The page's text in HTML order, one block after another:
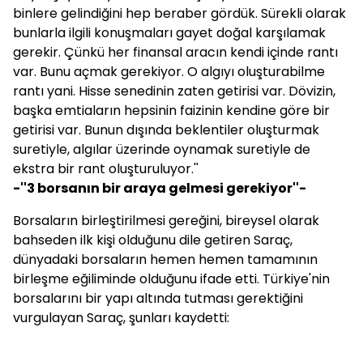
binlere gelindiğini hep beraber gördük. Sürekli olarak
bunlarla ilgili konuşmaları gayet doğal karşılamak
gerekir. Çünkü her finansal aracın kendi içinde rantı
var. Bunu açmak gerekiyor. O algıyı oluşturabilme
rantı yani. Hisse senedinin zaten getirisi var. Dövizin,
başka emtiaların hepsinin faizinin kendine göre bir
getirisi var. Bunun dışında beklentiler oluşturmak
suretiyle, algılar üzerinde oynamak suretiyle de
ekstra bir rant oluşturuluyor.''
-''3 borsanın bir araya gelmesi gerekiyor''-
Borsaların birleştirilmesi gereğini, bireysel olarak
bahseden ilk kişi olduğunu dile getiren Saraç,
dünyadaki borsaların hemen hemen tamamının
birleşme eğiliminde olduğunu ifade etti. Türkiye'nin
borsalarını bir yapı altında tutması gerektiğini
vurgulayan Saraç, şunları kaydetti: